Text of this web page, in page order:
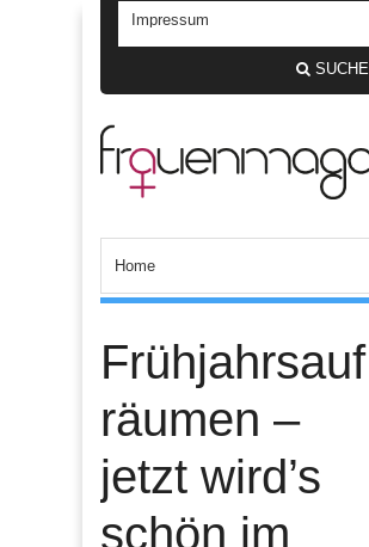
SUCHE
Frühjahrsauf
räumen –
jetzt wird’s
schön im